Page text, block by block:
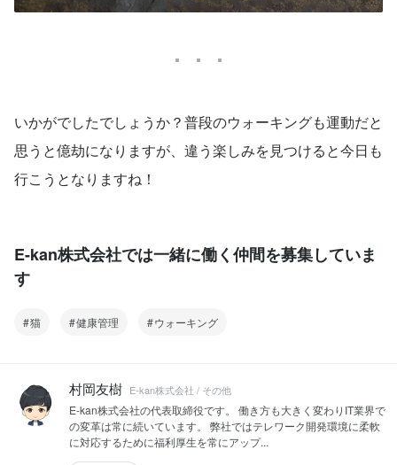
いかがでしたでしょうか？普段のウォーキングも運動だと
思うと億劫になりますが、違う楽しみを見つけると今日も
行こうとなりますね！
E-kan株式会社では一緒に働く仲間を募集していま
す
猫 健康管理 ウォーキング
村岡友樹 E-kan株式会社 / その他
E-kan株式会社の代表取締役です。 働き方も大きく変わりIT業界で
の変革は常に続いています。 弊社ではテレワーク開発環境に柔軟
に対応するために福利厚生を常にアップ...